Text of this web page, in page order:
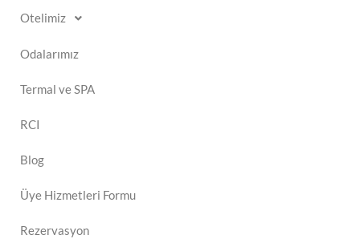
Otelimiz
Odalarımız
Termal ve SPA
RCI
Blog
Üye Hizmetleri Formu
Rezervasyon